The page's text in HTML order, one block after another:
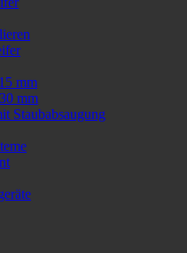
mm
mm
Staubabsaugung